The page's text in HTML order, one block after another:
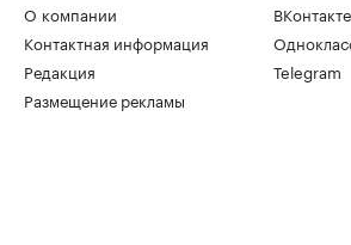
О компании
Контактная информация
Редакция
Размещение рекламы
ВКонтакте
Telegram